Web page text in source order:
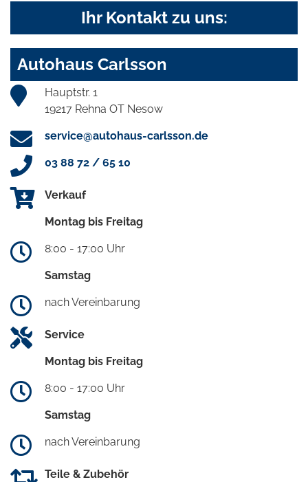
Ihr Kontakt zu uns:
Autohaus Carlsson
Hauptstr. 1
19217 Rehna OT Nesow
service@autohaus-carlsson.de
03 88 72 / 65 10
Verkauf
Montag bis Freitag
8:00 - 17:00 Uhr
Samstag
nach Vereinbarung
Service
Montag bis Freitag
8:00 - 17:00 Uhr
Samstag
nach Vereinbarung
Teile & Zubehör